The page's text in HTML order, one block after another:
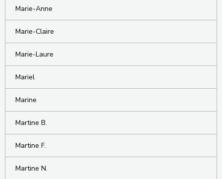
Marie-Anne
Marie-Claire
Marie-Laure
Mariel
Marine
Martine B.
Martine F.
Martine N.